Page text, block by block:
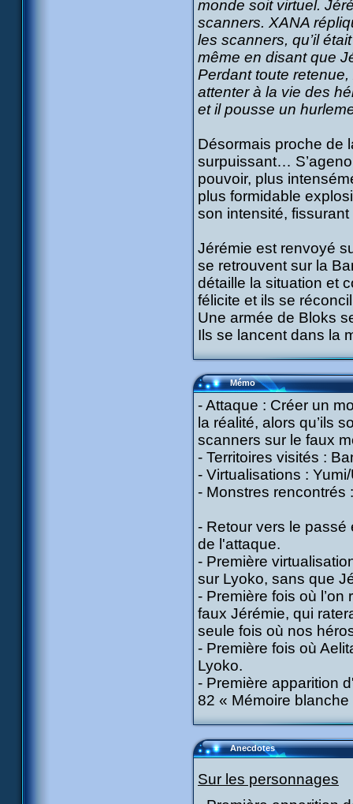
monde soit virtuel.
scanners. XANA
les scanners, qu’il
même en disant que
Perdant toute
attenter à la vie des
et il pousse un
Désormais proche de
surpuissant…
pouvoir, plus
plus formidable
son intensité,
Jérémie est renvoyé
se retrouvent sur la
détaille la situation et
félicite et ils se
Une armée de Bloks
Ils se lancent dans la
Mémo
- Attaque : Créer un
la réalité, alors qu’ils
scanners sur le faux
- Territoires visités :
- Virtualisations :
- Monstres rencontrés
- Retour vers le
de l'attaque.
- Première
sur Lyoko, sans que
- Première fois où
faux Jérémie, qui
seule fois où nos
- Première fois où
Lyoko.
- Première apparition
82 « Mémoire blanche
Anecdotes
Sur les personnages